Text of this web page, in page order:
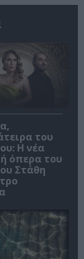
του
Η νέα
όπερα του
Στάθη